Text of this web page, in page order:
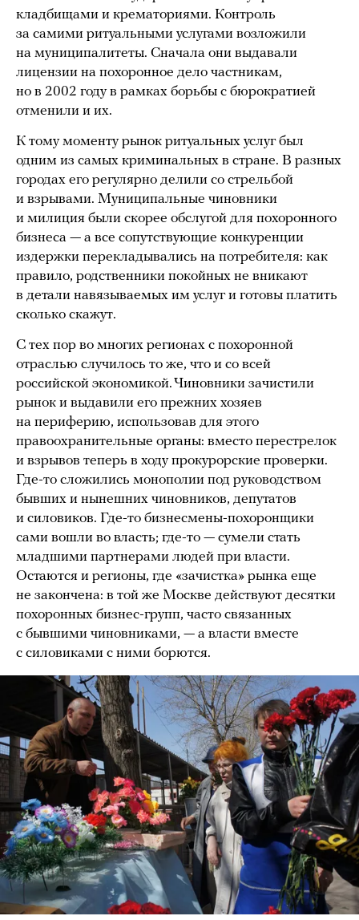
кладбищами и крематориями. Контроль
за самими ритуальными услугами возложили
на муниципалитеты. Сначала они выдавали
лицензии на похоронное дело частникам,
но в 2002 году в рамках борьбы с бюрократией
отменили и их.
К тому моменту рынок ритуальных услуг был
одним из самых криминальных в стране. В разных
городах его регулярно делили со стрельбой
и взрывами. Муниципальные чиновники
и милиция были скорее обслугой для похоронного
бизнеса — а все сопутствующие конкуренции
издержки перекладывались на потребителя: как
правило, родственники покойных не вникают
в детали навязываемых им услуг и готовы платить
сколько скажут.
С тех пор во многих регионах с похоронной
отраслью случилось то же, что и со всей
российской экономикой. Чиновники зачистили
рынок и выдавили его прежних хозяев
на периферию, использовав для этого
правоохранительные органы: вместо перестрелок
и взрывов теперь в ходу прокурорские проверки.
Где-то сложились монополии под руководством
бывших и нынешних чиновников, депутатов
и силовиков. Где-то бизнесмены-похоронщики
сами вошли во власть; где-то — сумели стать
младшими партнерами людей при власти.
Остаются и регионы, где «зачистка» рынка еще
не закончена: в той же Москве действуют десятки
похоронных бизнес-групп, часто связанных
с бывшими чиновниками, — а власти вместе
с силовиками с ними борются.